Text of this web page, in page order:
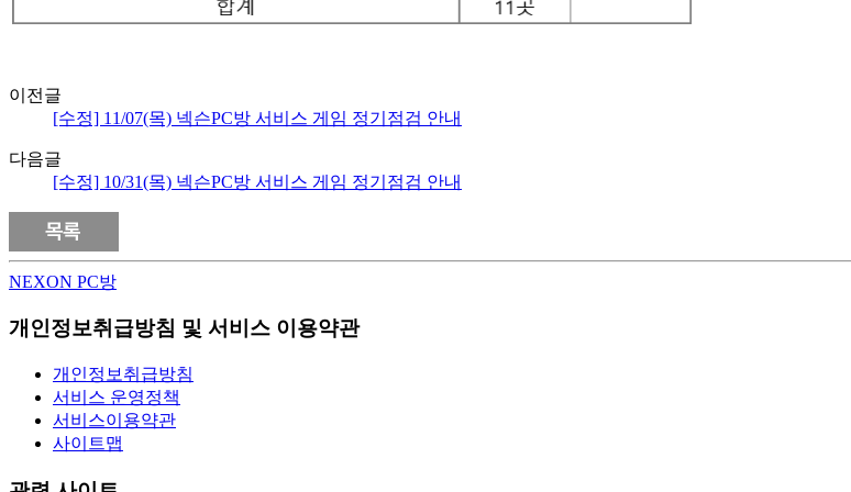
이전글
[수정] 11/07(목) 넥슨PC방 서비스 게임 정기점검 안내
다음글
[수정] 10/31(목) 넥슨PC방 서비스 게임 정기점검 안내
NEXON PC방
개인정보취급방침 및 서비스 이용약관
개인정보취급방침
서비스 운영정책
서비스이용약관
사이트맵